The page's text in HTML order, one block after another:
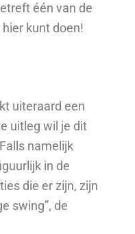
één van de
kunt doen!
uiteraard een
uitleg wil je dit
namelijk
in de
die er zijn, zijn
swing”, de